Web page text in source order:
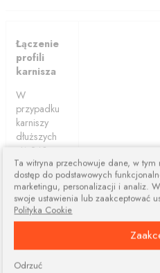
Łączenie
profili
karnisza
W
przypadku
karniszy
dłuższych
niż 240cm
karnisze są
łączone z
dwóch lub
więcej
elementów.
profile
ciągle dają
Ta witryna przechowuje dane, w
dostęp do podstawowych
marketingu, personalizacji i analiz.
swoje ustawienia lub zaakceptować
Polityka Cookie
Odrzuć